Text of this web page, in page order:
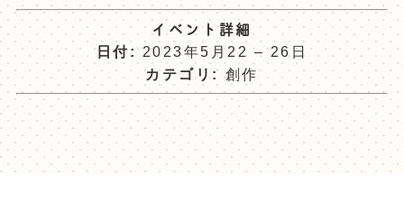
イベント詳細
日付: 2023年5月22 –26日
カテゴリ: 創作